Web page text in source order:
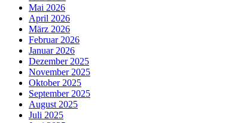
Mai 2026
April 2026
März 2026
Februar 2026
Januar 2026
Dezember 2025
November 2025
Oktober 2025
September 2025
August 2025
Juli 2025